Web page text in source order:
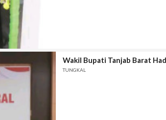
Wakil Bupati Tanjab Barat
TUNGKAL